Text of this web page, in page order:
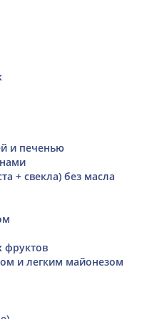
и печенью
+ свекла) без масла
фруктов
и легким майонезом